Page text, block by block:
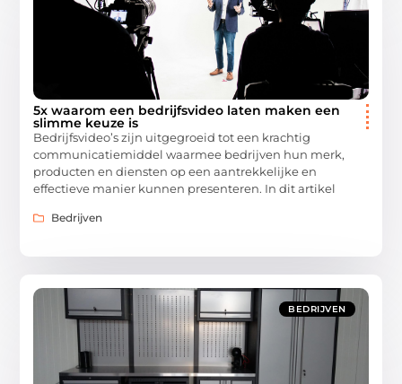
5x waarom een bedrijfsvideo laten maken een
slimme keuze is
Bedrijfsvideo’s zijn uitgegroeid tot een krachtig
communicatiemiddel waarmee bedrijven hun merk,
producten en diensten op een aantrekkelijke en
effectieve manier kunnen presenteren. In dit artikel
Bedrijven
BEDRIJVEN